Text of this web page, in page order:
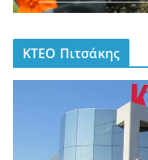
ΚΤΕΟ Πιτσάκης